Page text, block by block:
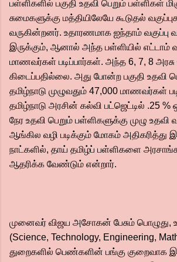
பள்ளிகளில் பகுதி உதவி பெறும் பள்ளிகள்
சுமைகளுக்கு மத்தியிலேயே கூடுதல்
வருகின்றனர். உதாரணமாக ஐந்தாம் வகுப்பு
இருக்கும், ஆனால் அந்த பள்ளியில் எட்டாம்
மாணவர்கள் படிப்பார்கள். அந்த 6, 7, 8 அரசு
கிடைப்பதில்லை. அது போன்ற பகுதி உதவி
தமிழ்நாடு முழுவதும் 47,000 மாணவர்கள்
தமிழ்நாடு அரசின் கல்வி பட்ஜெட்டில் .25 %
நேர உதவி பெறும் பள்ளிகளுக்கு முழு உதவி
ஆங்கில வழி படிக்கும் மோகம் அதிகரித்து
நாட்களில், தாய் தமிழ்ப் பள்ளிகளை அரசாங்கம்
ஆதரிக்க வேண்டும் என்றார்.
முனைவர் விஜய அசோகன் பேசும் பொழுது,
(Science, Technology, Engineering,
துறைகளில் பெண்களின் பங்கு குறைவாக